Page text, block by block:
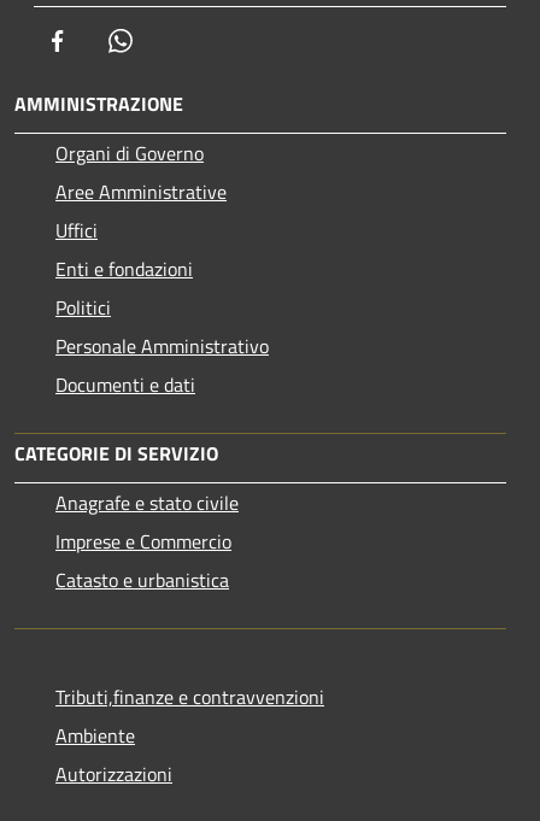
Facebook
AMMINISTRAZIONE
Organi di Governo
Aree Amministrative
Uffici
Enti e fondazioni
Politici
Personale Amministrativo
Documenti e dati
CATEGORIE DI SERVIZIO
Anagrafe e stato civile
Imprese e Commercio
Catasto e urbanistica
Tributi,finanze e contravvenzioni
Ambiente
Autorizzazioni